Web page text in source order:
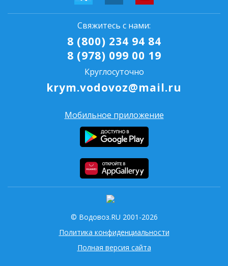
Свяжитесь с нами:
8 (800) 234 94 84
8 (978) 099 00 19
Круглосуточно
krym.vodovoz@mail.ru
Мобильное приложение
© Водовоз.RU 2001-2026
Политика конфиденциальности
Полная версия сайта